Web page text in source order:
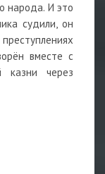
народа. И это
судили, он
вместе с
казни через